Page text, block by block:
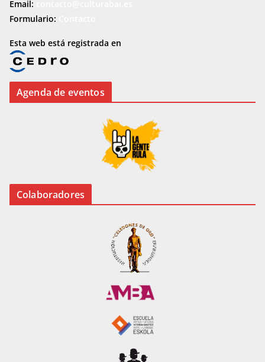
Email:
Formulario:
Esta web está registrada en
Agenda de eventos
Colaboradores